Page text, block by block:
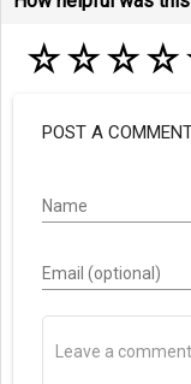
☆☆☆☆
POST A
Name
Email (optional)